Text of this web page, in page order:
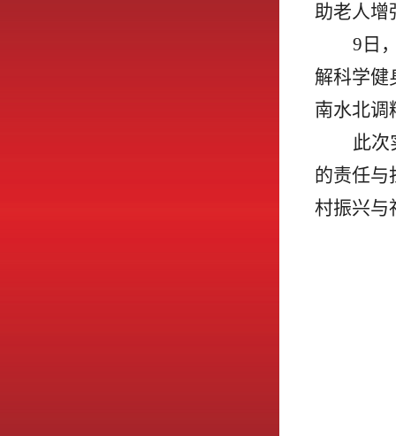
助老人增
9日
解科学健
南水北调
此次
的责任与
村振兴与